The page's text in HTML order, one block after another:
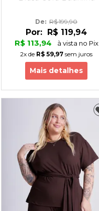
De: R$ 199,90
Por:
R$ 119,94
R$ 113,94
à vista no Pix
2x de R$ 59,97 sem juros
Mais detalhes